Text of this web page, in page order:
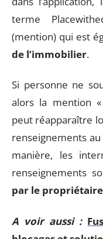
terme
(mention) qui est
de l’immobilier.
Si personne ne
alors la mention «
peut réapparaître
renseignements
manière, les
renseignements
par le
A voir aussi :